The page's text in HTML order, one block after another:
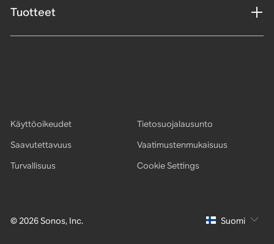
Tuotteet
© 2026 Sonos, Inc.
Käyttöoikeudet
Tietosuojalausunto
Saavutettavuus
Vaatimustenmukaisuus
Turvallisuus
Cookie Settings
Suomi